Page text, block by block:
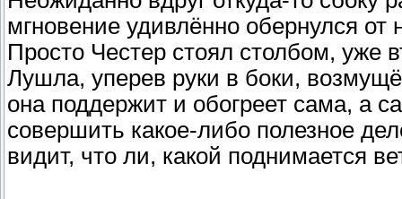
мгновение удивлённо обернулся
Просто Честер стоял столбом, уже
Лушла, уперев руки в боки,
она поддержит и обогреет сама, а
совершить какое-либо полезное
видит, что ли, какой поднимается